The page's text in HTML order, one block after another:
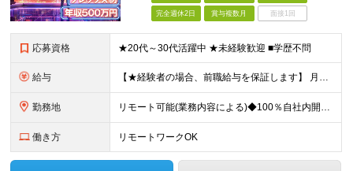
完全週休2日 賞与複数月 面接1回
応募資格 ★20代～30代活躍中 ★未経験歓迎 ■学歴不問
給与 【★経験者の場合、前職給与を保証します】 月給30万円以上＋賞与年2回（※5ヶ月分支給実績あり） ※上記は最低保証額です。 ご経験やスキルに応じて当社規定内で決定します ※試用期間3ヶ月間あり・労
勤務地 リモート可能(業務内容による)◆100％自社内開発 所在地：神奈川県横浜市港北区新横浜3-8-11 メットライフ新横浜ビル10F (変更の範囲)上記を除く当社関連勤務地 ※機器の導入立会いのため出
働き方 リモートワークOK